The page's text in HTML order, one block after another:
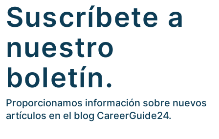
Suscríbete a
nuestro
boletín.
Proporcionamos información sobre nuevos
artículos en el blog CareerGuide24.